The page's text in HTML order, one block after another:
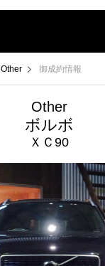
Other 御成約情報
Other
ボルボ
ＸＣ90